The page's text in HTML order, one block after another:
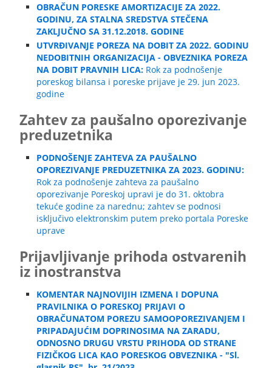
OBRAČUN PORESKE AMORTIZACIJE ZA 2022.
GODINU, ZA STALNA SREDSTVA STEČENA
ZAKLJUČNO SA 31.12.2018. GODINE
UTVRĐIVANJE POREZA NA DOBIT ZA 2022. GODINU
NEDOBITNIH ORGANIZACIJA - OBVEZNIKA POREZA
NA DOBIT PRAVNIH LICA: Rok za podnošenje
poreskog bilansa i poreske prijave je 29. jun 2023.
godine
Zahtev za paušalno oporezivanje
preduzetnika
PODNOŠENJE ZAHTEVA ZA PAUŠALNO
OPOREZIVANJE PREDUZETNIKA ZA 2023. GODINU:
Rok za podnošenje zahteva za paušalno
oporezivanje Poreskoj upravi je do 31. oktobra
tekuće godine za narednu; zahtev se podnosi
isključivo elektronskim putem preko portala Poreske
uprave
Prijavljivanje prihoda ostvarenih
iz inostranstva
KOMENTAR NAJNOVIJIH IZMENA I DOPUNA
PRAVILNIKA O PORESKOJ PRIJAVI O
OBRAČUNATOM POREZU SAMOOPOREZIVANJEM I
PRIPADAJUĆIM DOPRINOSIMA NA ZARADU,
ODNOSNO DRUGU VRSTU PRIHODA OD STRANE
FIZIČKOG LICA KAO PORESKOG OBVEZNIKA - "Sl.